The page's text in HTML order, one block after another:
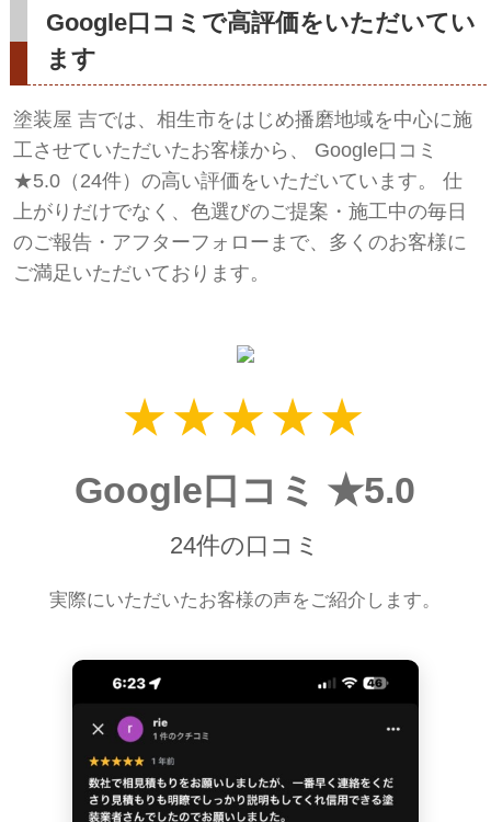
Google口コミで高評価をいただいてい
ます
塗装屋 吉では、相生市をはじめ播磨地域を中心に施
工させていただいたお客様から、 Google口コミ
★5.0（24件）の高い評価をいただいています。 仕
上がりだけでなく、色選びのご提案・施工中の毎日
のご報告・アフターフォローまで、多くのお客様に
ご満足いただいております。
★★★★★
Google口コミ ★5.0
24件の口コミ
実際にいただいたお客様の声をご紹介します。